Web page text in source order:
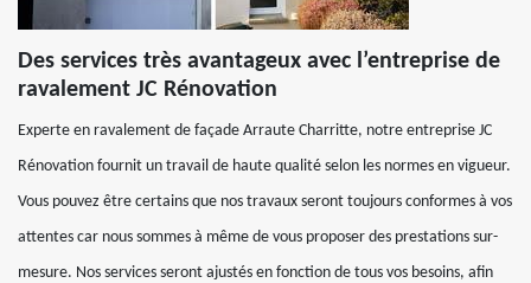
Des services très avantageux avec l’entreprise de
ravalement JC Rénovation
Experte en ravalement de façade Arraute Charritte, notre entreprise JC
Rénovation fournit un travail de haute qualité selon les normes en vigueur.
Vous pouvez être certains que nos travaux seront toujours conformes à vos
attentes car nous sommes à même de vous proposer des prestations sur-
mesure. Nos services seront ajustés en fonction de tous vos besoins, afin